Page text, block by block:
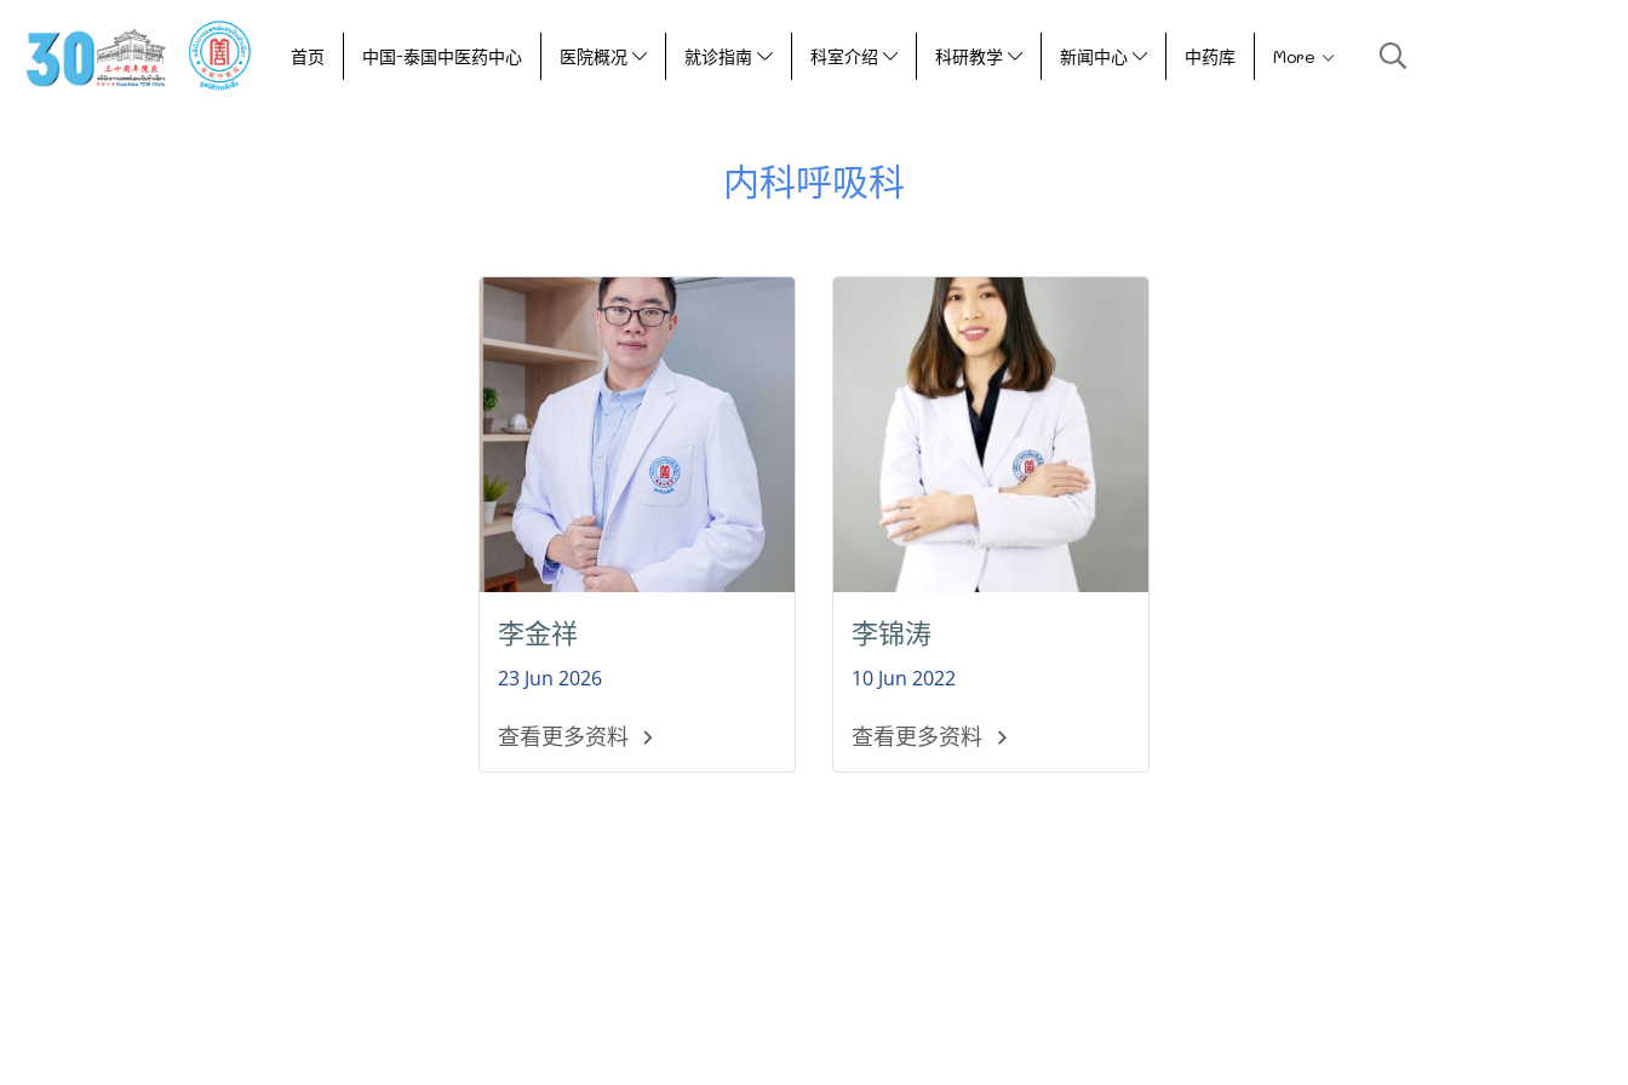
首页 中国-泰国中医药中心 医院概况 就诊指南 科室介绍 科研教学 新闻中心 中药库 More
内科呼吸科
李金祥
23 Jun 2026
查看更多资料
李锦涛
10 Jun 2022
查看更多资料